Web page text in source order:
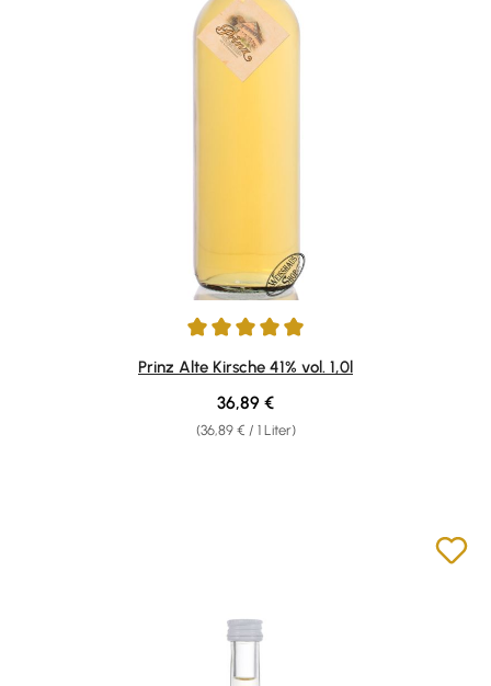
Durchschnittliche Bewertung von 4.92 von 5 Sternen
Prinz Alte Kirsche 41% vol. 1,0l
(36,89 € / 1 Liter)
Regulärer Preis:
36,89 €